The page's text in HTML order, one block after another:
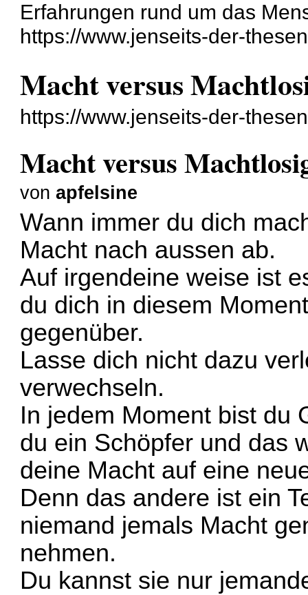
Erfahrungen rund um das
https://www.jenseits-der-
Macht versus
https://www.jenseits-der-
Macht versus
vonapfelsine
Wann immer du dich
Macht nach aussen ab.
Auf irgendeine weise ist
du dich in diesem
gegenüber.
Lasse dich nicht dazu
verwechseln.
In jedem Moment bist du
du ein Schöpfer und das
deine Macht auf eine
Denn das andere ist ein
niemand jemals Macht
nehmen.
Du kannst sie nur